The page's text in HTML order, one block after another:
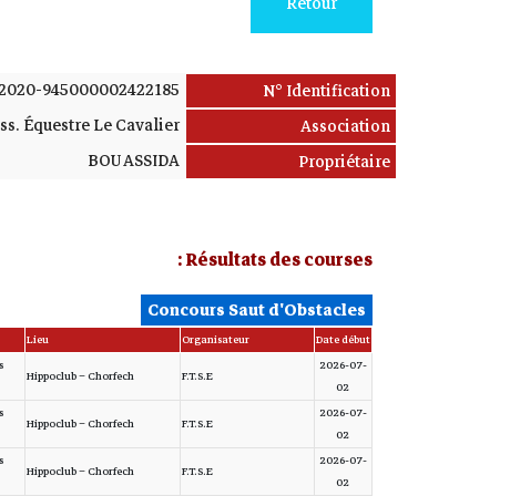
N° Identification
945000002422185
Association
Équestre Le Cavalier
Propriétaire
BOU ASSIDA
Résultats des courses :
Concours Saut d'Obstacles
Date début
Organisateur
Lieu
2026-07-
02
F.T.S.E
Hippoclub – Chorfech
2026-07-
02
F.T.S.E
Hippoclub – Chorfech
2026-07-
02
F.T.S.E
Hippoclub – Chorfech